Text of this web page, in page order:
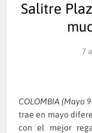
Salitre
7
COLOMBIA (Mayo
trae en mayo
con el mejor